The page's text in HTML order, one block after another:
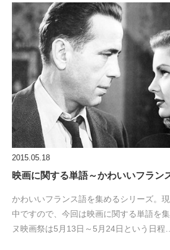
2015.05.18
映画に関する単語～かわいいフラン
かわいいフランス語を集めるシリーズ。
中ですので、今回は映画に関する単語を
ヌ映画祭は5月13日～5月24日という日程…